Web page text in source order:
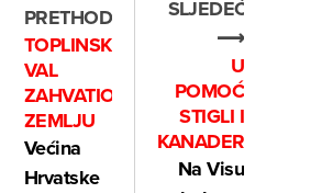
PRETHODNO
TOPLINSKI
VAL
ZAHVATIO
ZEMLJU
Većina
Hrvatske
SLJEDEĆE
⟶
U
POMOĆ
STIGLI I
KANADERI
Na Visu